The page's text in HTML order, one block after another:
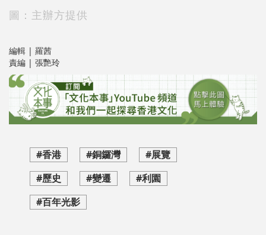
圖：主辦方提供
編輯 | 羅茜
責編 | 張艷玲
#香港 #銅鑼灣
#展覽
#歷史
#變遷
#利園
#百年光影